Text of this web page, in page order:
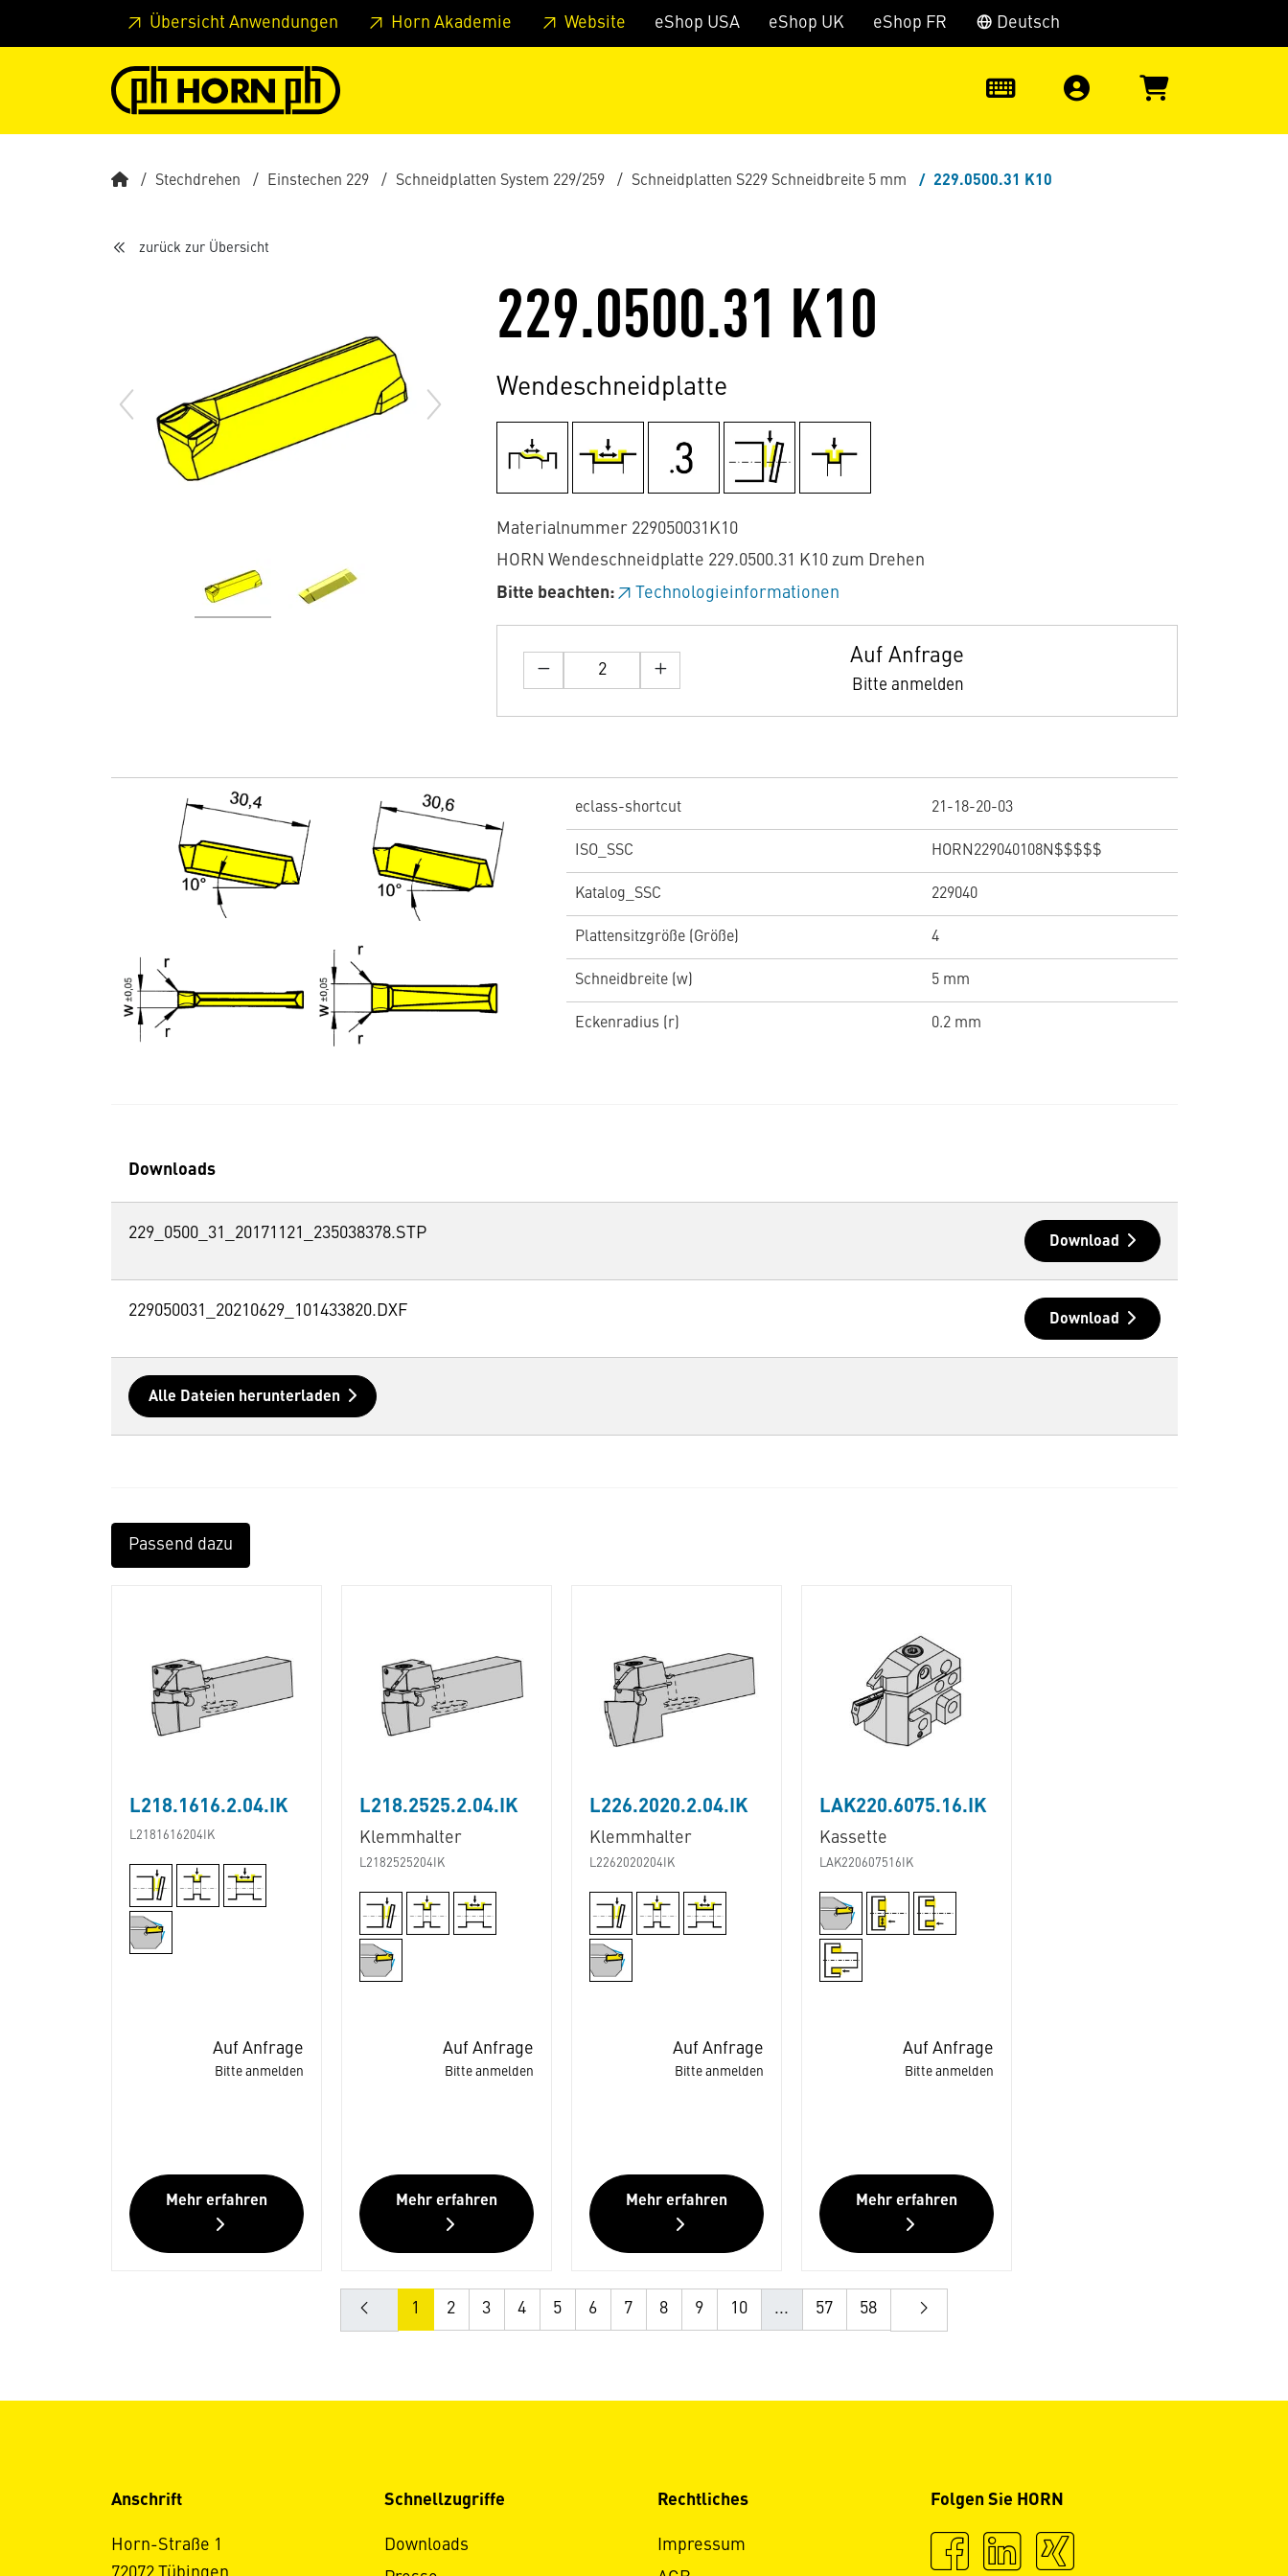
Springe zu Hauptinhalt Springe zum Header Springe zum Footer Springe zum Hauptmenu Springe zur Suche
Übersicht Anwendungen Horn Akademie Website eShop USA eShop UK eShop FR Deutsch
Stechdrehen Einstechen 229 Schneidplatten System 229/259 Schneidplatten S229 Schneidbreite 5 mm 229.0500.31 K10
zurück zur Übersicht
229.0500.31 K10
Wendeschneidplatte
Materialnummer 229050031K10
HORN Wendeschneidplatte 229.0500.31 K10 zum Drehen
Bitte beachten:
Technologieinformationen
Auf Anfrage
Bitte anmelden
eclass-shortcut 21-18-20-03
ISO_SSC HORN229040108N$$$$$
Katalog_SSC 229040
Plattensitzgröße (Größe) 4
Schneidbreite (w) 5 mm
Eckenradius (r) 0.2 mm
Downloads
229_0500_31_20171121_235038378.STP Download
229050031_20210629_101433820.DXF Download
Alle Dateien herunterladen
Passend dazu
L218.1616.2.04.IK
L2181616204IK
Auf Anfrage
Bitte anmelden
Mehr erfahren
L218.2525.2.04.IK
Klemmhalter
L2182525204IK
Auf Anfrage
Bitte anmelden
Mehr erfahren
L226.2020.2.04.IK
Klemmhalter
L2262020204IK
Auf Anfrage
Bitte anmelden
Mehr erfahren
LAK220.6075.16.IK
Kassette
LAK220607516IK
Auf Anfrage
Bitte anmelden
Mehr erfahren
1 2 3 4 5 6 7 8 9 10 ... 57 58
Anschrift
Horn-Straße 1
Schnellzugriffe
Downloads
Rechtliches
Impressum
Folgen Sie HORN